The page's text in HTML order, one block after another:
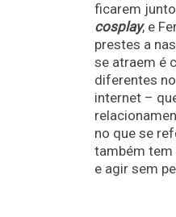
ficarem
cosplay, e
prestes a
se atraem é
diferentes
internet –
no que se
também tem
e agir sem